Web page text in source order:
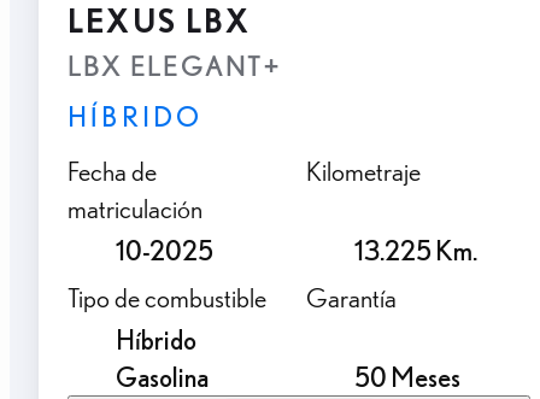
LEXUS LBX
LBX ELEGANT+
HÍBRIDO
Fecha de
matriculación
10-2025
Kilometraje
13.225 Km.
Tipo de combustible
Híbrido
Gasolina
Garantía
50 Meses